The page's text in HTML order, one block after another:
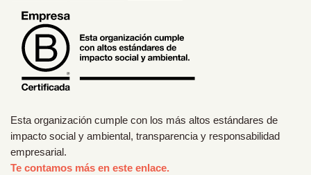
Esta organización cumple con los más altos estándares de
impacto social y ambiental, transparencia y responsabilidad
empresarial.
Te contamos más en este enlace.